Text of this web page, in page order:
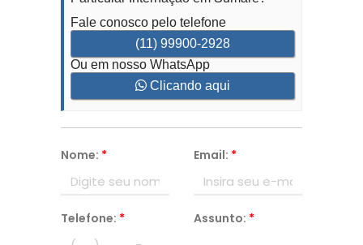
Fale conosco pelo telefone
(11) 99900-2928
Ou em nosso WhatsApp
Clicando aqui
Nome: * Email: *
Telefone: * Assunto: *